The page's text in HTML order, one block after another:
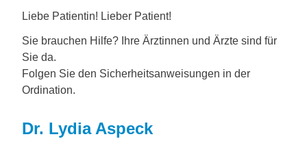
Liebe Patientin! Lieber Patient!
Sie brauchen Hilfe? Ihre Ärztinnen und Ärzte sind für
Sie da.
Folgen Sie den Sicherheitsanweisungen in der
Ordination.
Dr. Lydia Aspeck